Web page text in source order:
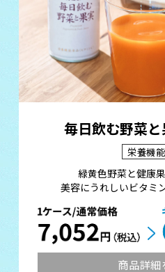
毎日飲む野菜と
栄養機
緑黄色野菜と健康
美容にうれしいビタミ
商品詳細